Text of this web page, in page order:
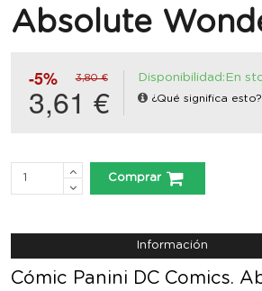
Absolute
-5% 3,80 €
3,61 €
Disponibilidad:En
¿Qué significa esto?
Comprar
Información
Cómic Panini DC Comics.